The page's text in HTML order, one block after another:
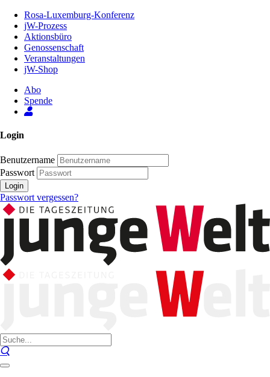
Inhalt
Seite
Rosa-Luxemburg-Konferenz
jW-Prozess
Aktionsbüro
Genossenschaft
Veranstaltungen
jW-Shop
Abo
Spende
Login
Benutzername
Passwort
Login
Passwort vergessen?